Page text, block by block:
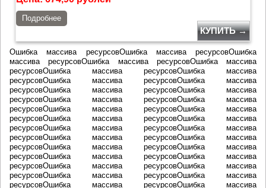
Подробнее
КУПИТЬ →
Ошибка массива ресурсовОшибка массива ресурсовОшибка
массива ресурсовОшибка массива ресурсовОшибка массива
ресурсовОшибка массива ресурсовОшибка массива
ресурсовОшибка массива ресурсовОшибка массива
ресурсовОшибка массива ресурсовОшибка массива
ресурсовОшибка массива ресурсовОшибка массива
ресурсовОшибка массива ресурсовОшибка массива
ресурсовОшибка массива ресурсовОшибка массива
ресурсовОшибка массива ресурсовОшибка массива
ресурсовОшибка массива ресурсовОшибка массива
ресурсовОшибка массива ресурсовОшибка массива
ресурсовОшибка массива ресурсовОшибка массива
ресурсовОшибка массива ресурсовОшибка массива
ресурсовОшибка массива ресурсовОшибка массива
ресурсовОшибка массива ресурсовОшибка массива